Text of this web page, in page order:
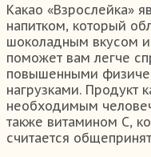
Какао «Взрослейка»
напитком, который
шоколадным вкусом
поможет вам легче
повышенными
нагрузками. Продукт
необходимым
также витамином С,
считается